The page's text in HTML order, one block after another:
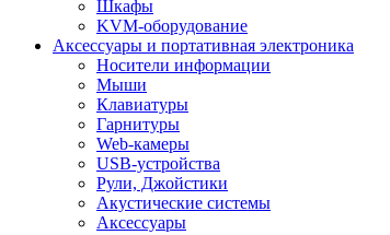
Шкафы
KVM-оборудование
Аксессуары и портативная электроника
Носители информации
Мыши
Клавиатуры
Гарнитуры
Web-камеры
USB-устройства
Рули, Джойстики
Акустические системы
Аксессуары